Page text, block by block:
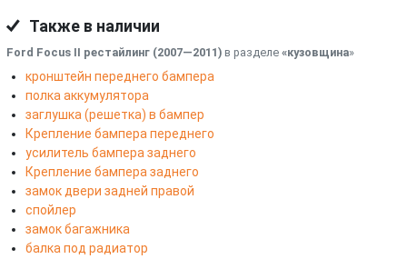
Также в наличии
Ford Focus II рестайлинг (2007—2011) в разделе «кузовщина»
кронштейн переднего бампера
полка аккумулятора
заглушка (решетка) в бампер
Крепление бампера переднего
усилитель бампера заднего
Крепление бампера заднего
замок двери задней правой
спойлер
замок багажника
балка под радиатор